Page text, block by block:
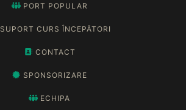
PORT POPULAR
SUPORT CURS ÎNCEPĂTORI
CONTACT
SPONSORIZARE
ECHIPA